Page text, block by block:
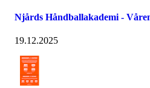
Njårds Håndballakademi -
19.12.2025